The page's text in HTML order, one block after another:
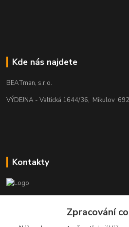
Kde nás najdete
BEATman, s.r.o.
VÝDEJNA - Valtická 1644/36, Mikulov
Kontakty
Zpracování